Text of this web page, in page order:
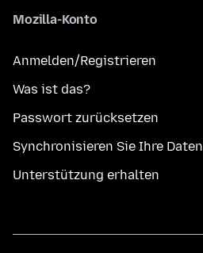
Mozilla-Konto
Anmelden/Registrieren
Was ist das?
Passwort zurücksetzen
Synchronisieren Sie Ihre Daten
Unterstützung erhalten